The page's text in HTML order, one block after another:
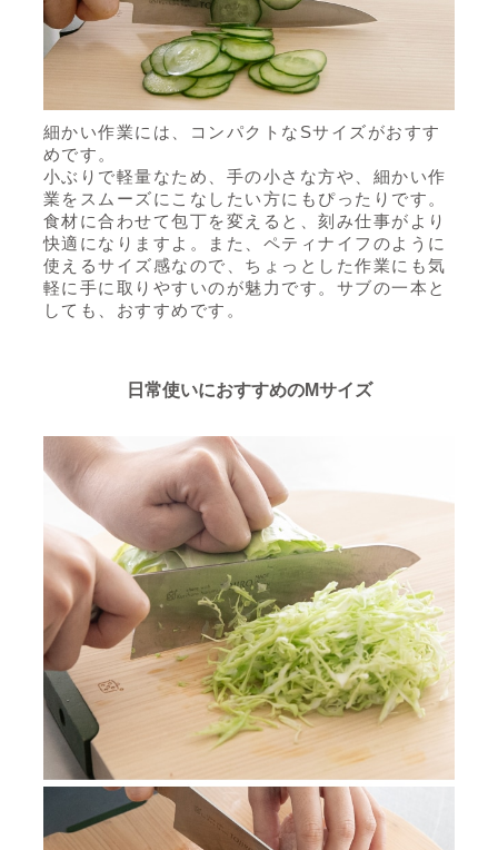
細かい作業には、コンパクトなSサイズがおすす
めです。
小ぶりで軽量なため、手の小さな方や、細かい作
業をスムーズにこなしたい方にもぴったりです。
食材に合わせて包丁を変えると、刻み仕事がより
快適になりますよ。また、ペティナイフのように
使えるサイズ感なので、ちょっとした作業にも気
軽に手に取りやすいのが魅力です。サブの一本と
しても、おすすめです。
日常使いにおすすめのMサイズ